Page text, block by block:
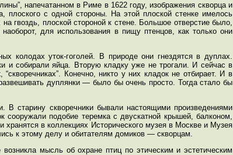
напечатанном в Риме в 1622 году, изображения скворца и
плоского с одной стороны. На этой плоской стенке имелось
гвоздь, плоской стороной к стене. Большое отверстие было,
для использования в пищу птенцов, как только они
колодах уток-гоголей. В природе они гнездятся в дуплах.
и собирали яйца. Вторую кладку уже не трогали. И сейчас в
Конечно, никто у них кладок не отбирает. И в
дуплянки — было бы очень просто. Тогда стало бы
старину скворечники бывали настоящими произведениями
подобие теремка с двускатной крышей, балконом,
в коллекциях Исторического музея в Москве и Музея
к этому делу и обитателям домиков — скворцам.
мысль об охране птиц по этическим и эстетическим